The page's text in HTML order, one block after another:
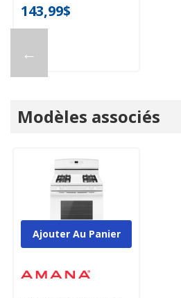
←
143,99$
Modèles associés
Ajouter Au Panier